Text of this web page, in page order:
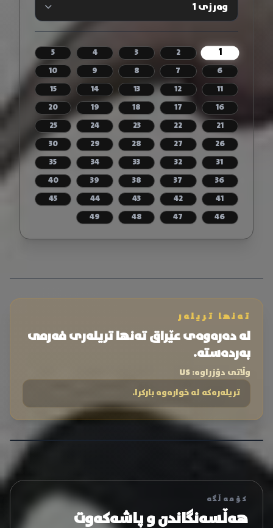
1
2
3
4
5
6
7
8
9
10
11
12
13
14
15
16
17
18
19
20
21
22
23
24
25
26
27
28
29
30
31
32
33
34
35
36
37
38
39
40
41
42
43
44
45
46
47
48
49
تەنها تریلەر
لە دەرەوەی عێراق تەنها تریلەری فەرمی
بەردەستە.
وڵاتی دۆزراوە:US
تریلەرەکە لە خوارەوە بارکرا.
کۆمەڵگە
هەڵسەنگاندن و پاشەکەوت